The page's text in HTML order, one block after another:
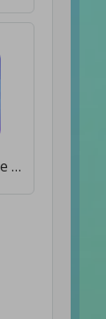
Crazy Juicer - Slice Fruit Game for Free [Много монет]